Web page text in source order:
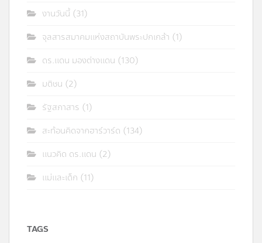
งานวันนี้ (31)
จุลสารสมาคมแห่งสถาบันพระปกเกล้า (1)
ดร.แดน มองต่างแดน (130)
มติชน (2)
รัฐสภาสาร (1)
สะท้อนคิดจากฮาร์วาร์ด (134)
แนวคิด ดร.แดน (2)
แม่และเด็ก (11)
TAGS